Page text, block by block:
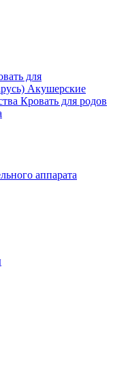
для
Акушерские
Кровать для родов
аппарата